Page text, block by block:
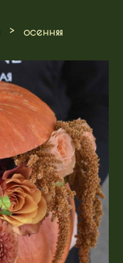
>
осенняя